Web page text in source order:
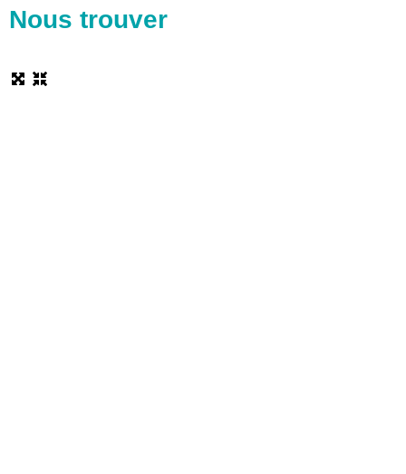
Nous trouver